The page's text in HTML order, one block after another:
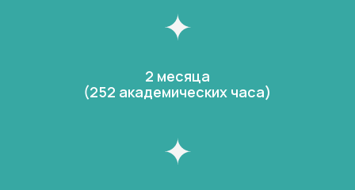
2 месяца
(252 академических часа)